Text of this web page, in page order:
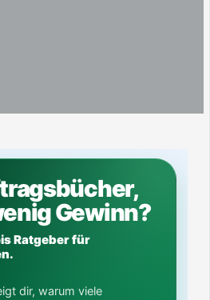
Gewinn?
Ratgeber für
dir, warum viele